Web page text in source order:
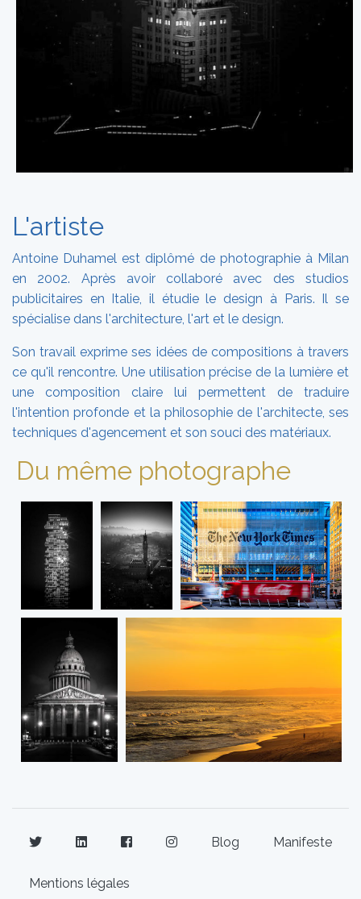
L'artiste
Antoine Duhamel est diplômé de photographie à Milan
en 2002. Après avoir collaboré avec des studios
publicitaires en Italie, il étudie le design à Paris. Il se
spécialise dans l'architecture, l'art et le design.
Son travail exprime ses idées de compositions à travers
ce qu'il rencontre. Une utilisation précise de la lumière et
une composition claire lui permettent de traduire
l'intention profonde et la philosophie de l'architecte, ses
techniques d'agencement et son souci des matériaux.
Du même photographe
Blog Manifeste
Mentions légales